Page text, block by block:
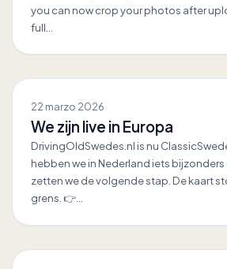
you can now crop your photos after
full…
22 marzo 2026
We zijn live in Europa
DrivingOldSwedes.nl is nu
hebben we in Nederland iets
zetten we de volgende stap. De kaart
grens. 👉…